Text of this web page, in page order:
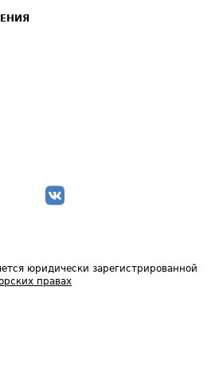
юридически зарегистрированной
правах